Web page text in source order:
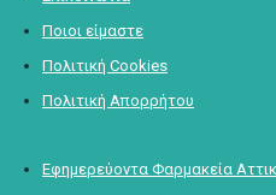
Ποιοι είμαστε
Πολιτική Cookies
Πολιτική Απορρήτου
Εφημερεύοντα Φαρμακεία